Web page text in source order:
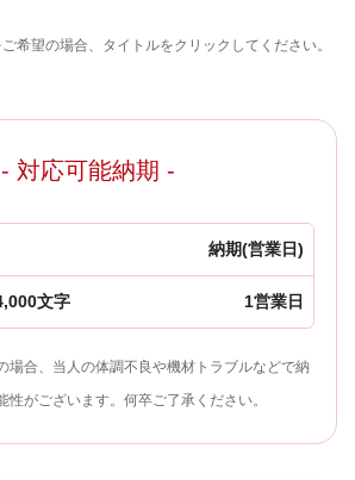
希望の場合、タイトルをクリックしてください。
- 対応可能納期 -
納期(営業日)
文字 1営業日
場合、当人の体調不良や機材トラブルなどで納
性がございます。何卒ご了承ください。